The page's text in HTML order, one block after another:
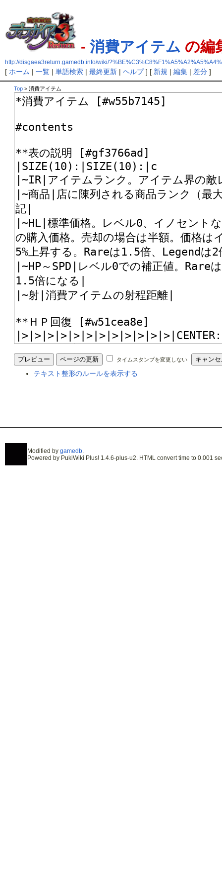
- 消費アイテム の編
http://disgaea3return.gamedb.info/wiki/
[ ホーム | 一覧| 単語検索| 最終更新| ヘルプ] [ 新規 | 編集| 差分]
Top > 消費アイテム
タイムスタンプを変更しない
テキスト整形のルールを表示する
Modified by gamedb.
Powered by PukiWiki Plus! 1.4.6-plus-u2. HTML convert time to 0.001